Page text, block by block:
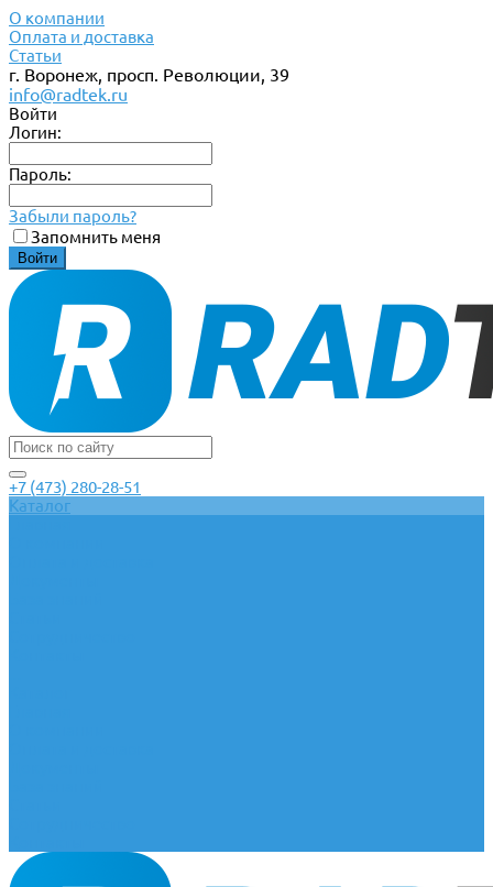
О компании
Оплата и доставка
Статьи
г. Воронеж, просп. Революции, 39
info@radtek.ru
Войти
Логин:
Пароль:
Забыли пароль?
Запомнить меня
+7 (473) 280-28-51
Каталог